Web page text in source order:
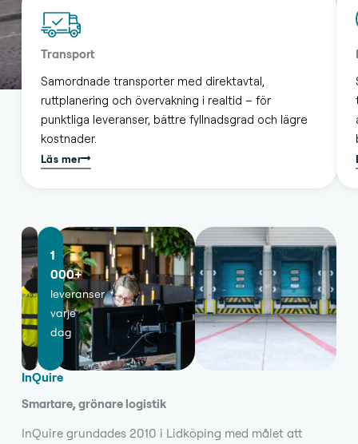
Transport
Samordnade transporter med direktavtal,
ruttplanering och övervakning i realtid – för
punktliga leveranser, bättre fyllnadsgrad och lägre
kostnader.
Läs mer
1
000+
leveranser
varje
dag
InQuire
Smartare, grönare logistik
InQuire grundades 2010 i Lidköping med målet att